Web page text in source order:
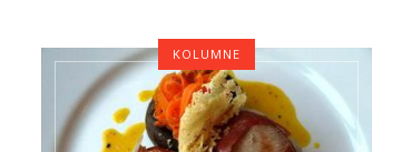
KOLUMNE